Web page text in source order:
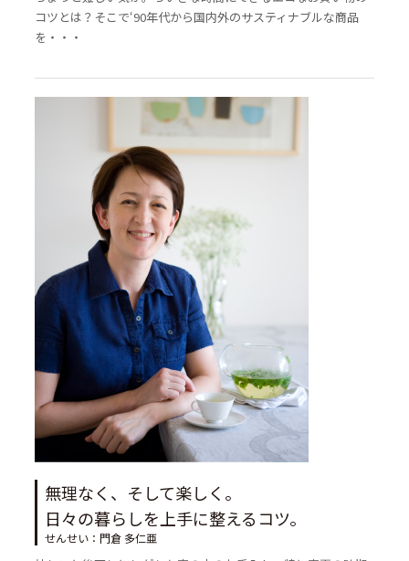
コツとは？そこで‘90年代から国内外のサスティナブルな商品
を・・・
無理なく、そして楽しく。
日々の暮らしを上手に整えるコツ。
せんせい：門倉 多仁亜